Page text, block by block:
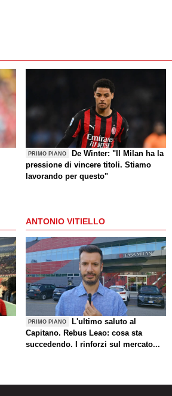
PRIMO PIANO
De Winter: "Il Milan ha la
pressione di vincere titoli. Stiamo
lavorando per questo"
ANTONIO VITIELLO
PRIMO PIANO
L'ultimo saluto al
Capitano. Rebus Leao: cosa sta
succedendo. I rinforzi sul mercato...